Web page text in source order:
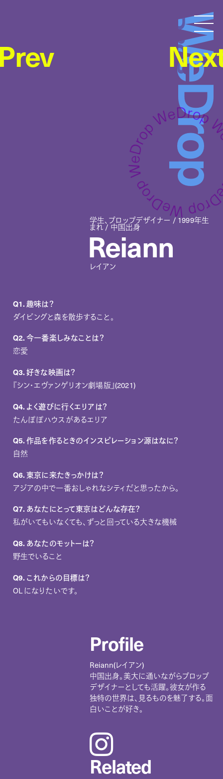
Droptokyo
学生、プロップデザイナー / 1999年生
まれ / 中国出身
Reiann
レイアン
Q1. 趣味は？
ダイビングと森を散歩すること。
Q2. 今一番楽しみなことは？
恋愛
Q3. 好きな映画は？
『シン・エヴァンゲリオン劇場版』(2021)
Q4. よく遊びに行くエリアは？
たんぽぽハウスがあるエリア
Q5. 作品を作るときのインスピレーション源はなに？
自然
Q6. 東京に来たきっかけは？
アジアの中で一番おしゃれなシティだと思ったから。
Q7. あなたにとって東京はどんな存在？
私がいてもいなくても、ずっと回っている大きな機械
Q8. あなたのモットーは？
野生でいること
Q9. これからの目標は？
OL になりたいです。
Profile
Reiann(レイアン)
中国出身。美大に通いながらプロップ
デザイナーとしても活躍。彼女が作る
独特の世界は、見るものを魅了する。面
白いことが好き。
instagram
Related